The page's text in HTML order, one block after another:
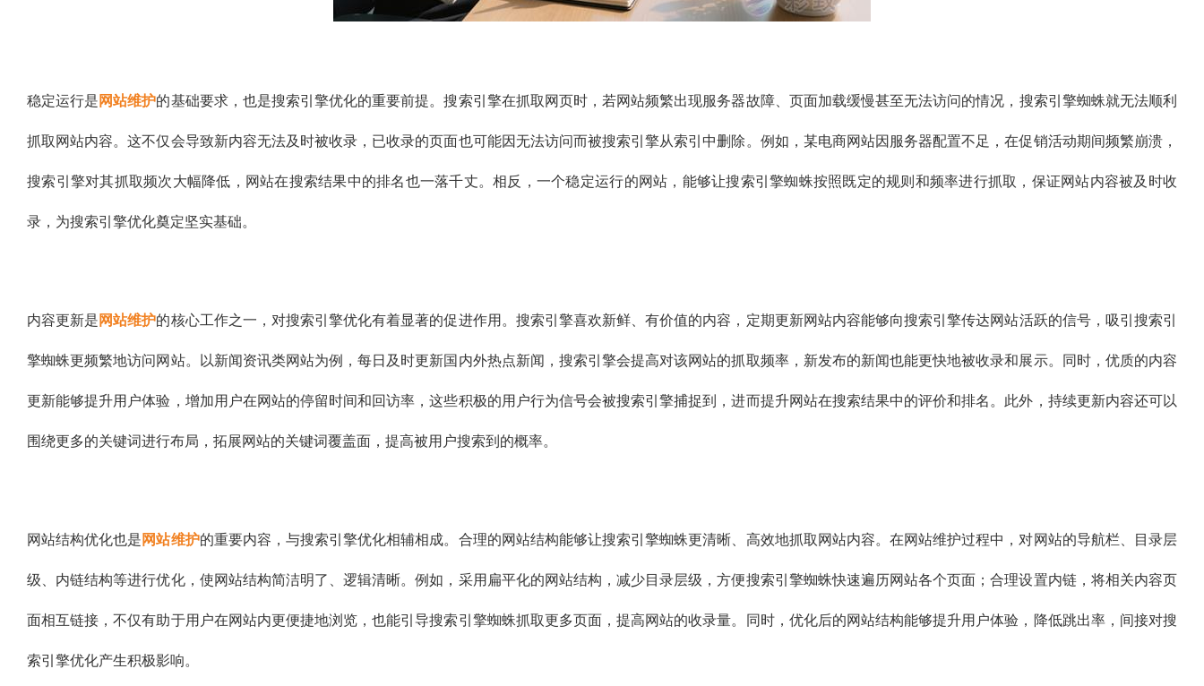
稳定运行是网站维护的基础要求，也是搜索引擎优化的重要前提。搜索引擎在抓取网页时，若网站频繁出现服务器故障、页面加载缓慢甚至无法访问的情况，搜索引擎蜘蛛就无法顺利
抓取网站内容。这不仅会导致新内容无法及时被收录，已收录的页面也可能因无法访问而被搜索引擎从索引中删除。例如，某电商网站因服务器配置不足，在促销活动期间频繁崩溃，
搜索引擎对其抓取频次大幅降低，网站在搜索结果中的排名也一落千丈。相反，一个稳定运行的网站，能够让搜索引擎蜘蛛按照既定的规则和频率进行抓取，保证网站内容被及时收
录，为搜索引擎优化奠定坚实基础。
内容更新是网站维护的核心工作之一，对搜索引擎优化有着显著的促进作用。搜索引擎喜欢新鲜、有价值的内容，定期更新网站内容能够向搜索引擎传达网站活跃的信号，吸引搜索引
擎蜘蛛更频繁地访问网站。以新闻资讯类网站为例，每日及时更新国内外热点新闻，搜索引擎会提高对该网站的抓取频率，新发布的新闻也能更快地被收录和展示。同时，优质的内容
更新能够提升用户体验，增加用户在网站的停留时间和回访率，这些积极的用户行为信号会被搜索引擎捕捉到，进而提升网站在搜索结果中的评价和排名。此外，持续更新内容还可以
围绕更多的关键词进行布局，拓展网站的关键词覆盖面，提高被用户搜索到的概率。
网站结构优化也是网站维护的重要内容，与搜索引擎优化相辅相成。合理的网站结构能够让搜索引擎蜘蛛更清晰、高效地抓取网站内容。在网站维护过程中，对网站的导航栏、目录层
级、内链结构等进行优化，使网站结构简洁明了、逻辑清晰。例如，采用扁平化的网站结构，减少目录层级，方便搜索引擎蜘蛛快速遍历网站各个页面；合理设置内链，将相关内容页
面相互链接，不仅有助于用户在网站内更便捷地浏览，也能引导搜索引擎蜘蛛抓取更多页面，提高网站的收录量。同时，优化后的网站结构能够提升用户体验，降低跳出率，间接对搜
索引擎优化产生积极影响。